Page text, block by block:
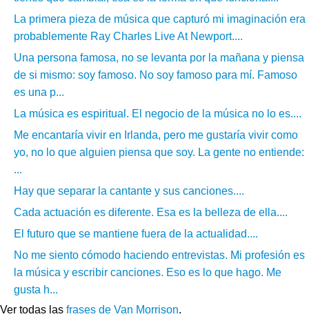
La primera pieza de música que capturó mi imaginación era
probablemente Ray Charles Live At Newport....
Una persona famosa, no se levanta por la mañana y piensa
de si mismo: soy famoso. No soy famoso para mí. Famoso
es una p...
La música es espiritual. El negocio de la música no lo es....
Me encantaría vivir en Irlanda, pero me gustaría vivir como
yo, no lo que alguien piensa que soy. La gente no entiende:
...
Hay que separar la cantante y sus canciones....
Cada actuación es diferente. Esa es la belleza de ella....
El futuro que se mantiene fuera de la actualidad....
No me siento cómodo haciendo entrevistas. Mi profesión es
la música y escribir canciones. Eso es lo que hago. Me
gusta h...
Ver todas las frases de Van Morrison.